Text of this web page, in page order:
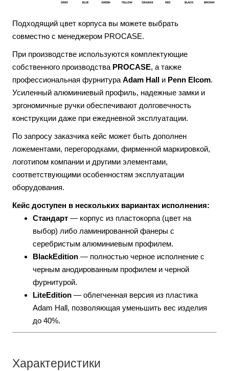
Подходящий цвет корпуса вы можете выбрать
совместно с менеджером PROCASE.
При производстве используются комплектующие
собственного производства PROCASE, а также
профессиональная фурнитура Adam Hall и Penn Elcom.
Усиленный алюминиевый профиль, надежные замки и
эргономичные ручки обеспечивают долговечность
конструкции даже при ежедневной эксплуатации.
По запросу заказчика кейс может быть дополнен
ложементами, перегородками, фирменной маркировкой,
логотипом компании и другими элементами,
соответствующими особенностям эксплуатации
оборудования.
Кейс доступен в нескольких вариантах исполнения:
Стандарт — корпус из пластокорпа (цвет на
выбор) либо ламинированной фанеры с
серебристым алюминиевым профилем.
BlackEdition — полностью черное исполнение с
черным анодированным профилем и черной
фурнитурой.
LiteEdition — облегченная версия из пластика
Adam Hall, позволяющая уменьшить вес изделия
до 40%.
Характеристики